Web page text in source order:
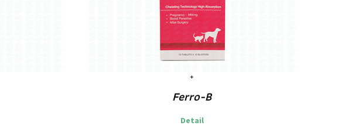
Ferro-B
Detail